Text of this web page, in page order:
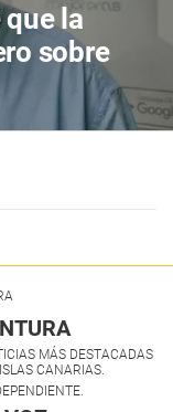
la
sobre
MÁS DESTACADAS
CANARIAS.